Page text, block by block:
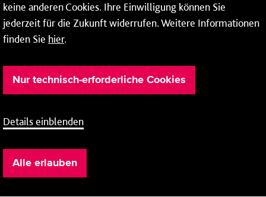
Fahrpläne
Mainz-Gonsenheim / Wildpark
nachMainz-Weisenau /
Bus Linie 93
keine anderen Cookies. Ihre Einwilligung können Sie
jederzeit für die Zukunft widerrufen. Weitere Informationen
finden Sie hier.
Nur technisch-erforderliche Cookies
Details einblenden
Alle erlauben